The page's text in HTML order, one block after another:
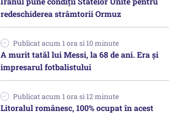
redeschiderea strâmtorii Ormuz
Publicat acum 1 ora si 10 minute
A murit tatăl lui Messi, la 68 de ani. Era și
impresarul fotbalistului
Publicat acum 1 ora si 12 minute
Litoralul românesc, 100% ocupat în acest